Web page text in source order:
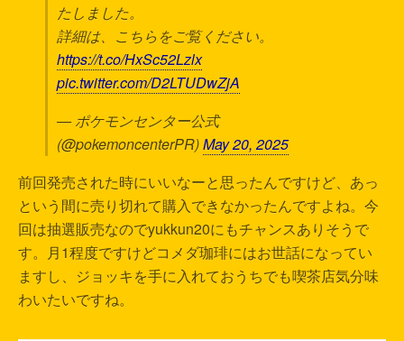
たしました。
詳細は、こちらをご覧ください。
https://t.co/HxSc52Lzlx
pic.twitter.com/D2LTUDwZjA
— ポケモンセンター公式
(@pokemoncenterPR)May 20, 2025
前回発売された時にいいなーと思ったんですけど、あっ
という間に売り切れて購入できなかったんですよね。今
回は抽選販売なのでyukkun20にもチャンスありそうで
す。月1程度ですけどコメダ珈琲にはお世話になってい
ますし、ジョッキを手に入れておうちでも喫茶店気分味
わいたいですね。